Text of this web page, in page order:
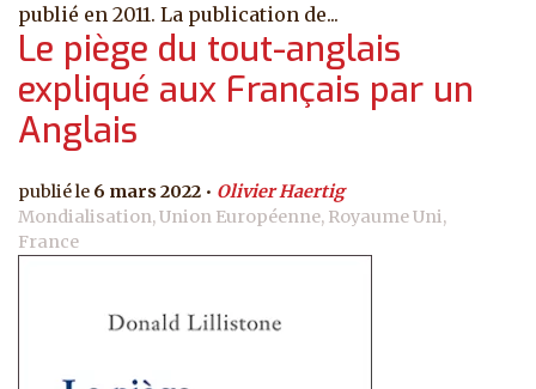
publié en 2011. La publication de...
Le piège du tout-anglais
expliqué aux Français par un
Anglais
6 mars 2022
Olivier Haertig
Mondialisation, Union Européenne, Royaume Uni,
France